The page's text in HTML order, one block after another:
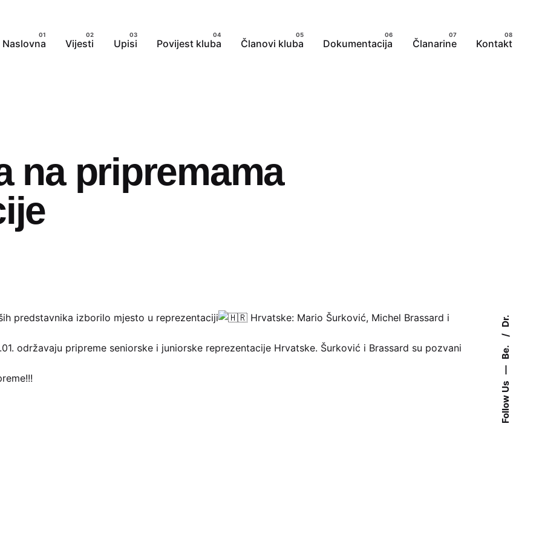
Follow Us
Be.
Dr.
Naslovna Vijesti Upisi Povijest kluba Članovi kluba Dokumentacija Članarine Kontakt
na pripremama
predstavnika izborilo mjesto u reprezentaciji
Hrvatske: Mario Šurković, Michel Brassard i
održavaju pripreme seniorske i juniorske reprezentacije Hrvatske. Šurković i Brassard su pozvani